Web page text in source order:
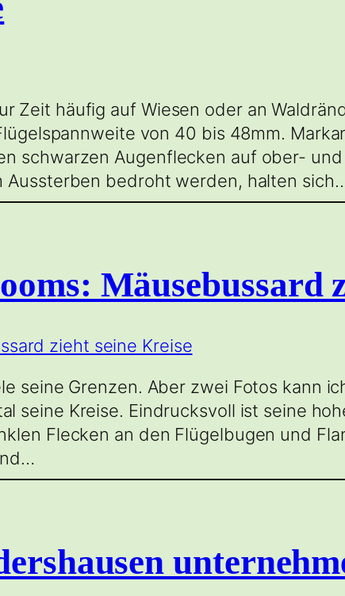
Zeit häufig auf Wiesen oder an
von 40 bis 48mm.
schwarzen Augenflecken auf ober-
bedroht werden, halten
Mäusebussard
seine Grenzen. Aber zwei Fotos kann
seine Kreise. Eindrucksvoll ist seine
Flecken an den Flügelbugen und